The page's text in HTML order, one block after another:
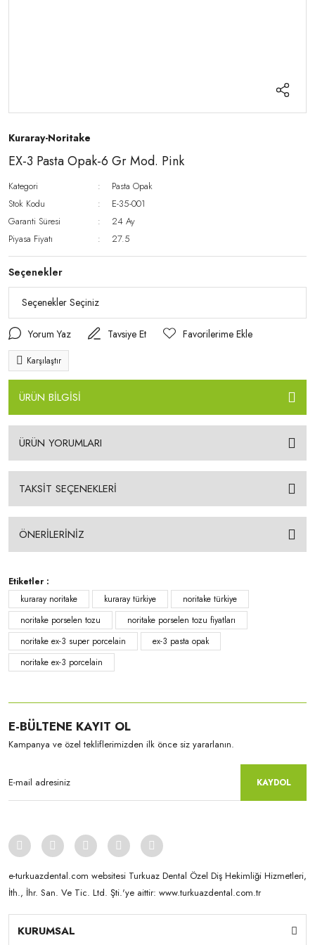
Kuraray-Noritake
EX-3 Pasta Opak-6 Gr Mod. Pink
Kategori
Pasta Opak
Stok Kodu
E-35-001
Garanti Süresi
24 Ay
Piyasa Fiyatı
27.5
Seçenekler
Yorum Yaz Tavsiye Et
Karşılaştır
ÜRÜN BİLGİSİ
ÜRÜN YORUMLARI
TAKSİT SEÇENEKLERİ
ÖNERİLERİNİZ
Etiketler :
kuraray noritake
kuraray türkiye
noritake türkiye
noritake porselen tozu
noritake porselen tozu fiyatları
noritake ex-3 super porcelain
ex-3 pasta opak
noritake ex-3 porcelain
E-BÜLTENE KAYIT OL
Kampanya ve özel tekliflerimizden ilk önce siz yararlanın.
KAYDOL
e-turkuazdental.com websitesi Turkuaz Dental Özel Diş Hekimliği Hizmetleri,
İth., İhr. San. Ve Tic. Ltd. Şti.'ye aittir: www.turkuazdental.com.tr
KURUMSAL